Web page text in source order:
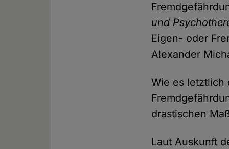
und
Eigen- oder
Alexander
Wie es letztlich
drastischen
Laut Auskunft